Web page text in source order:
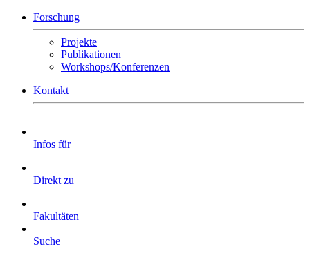
Forschung
Projekte
Publikationen
Workshops/Konferenzen
Kontakt
Infos für
Direkt zu
Fakultäten
Suche